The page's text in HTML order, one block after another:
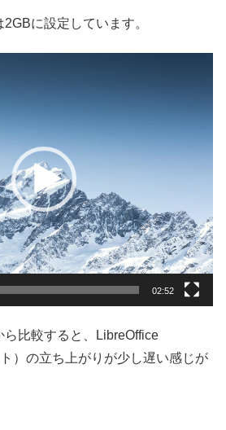
に設定しています。
02:52
ら比較すると、LibreOffice
）の立ち上がりが少し遅い感じが